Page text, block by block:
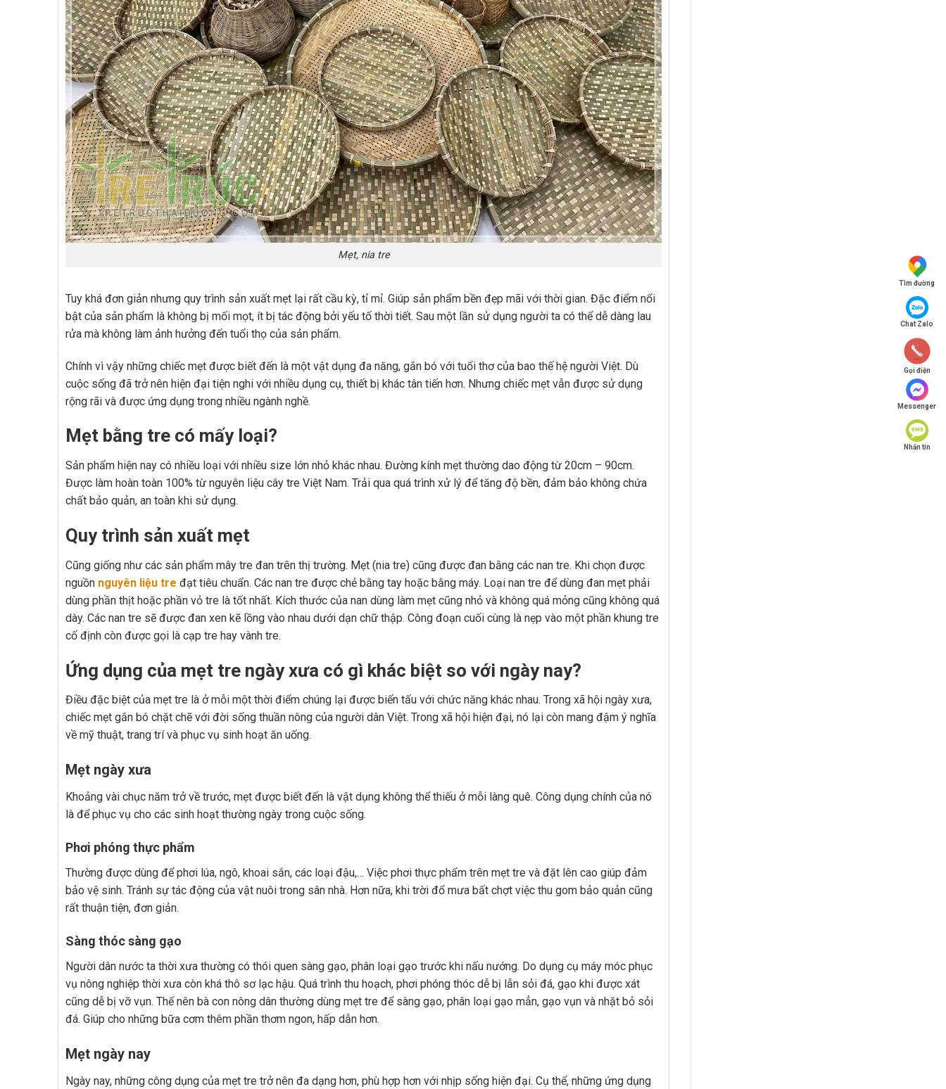
Mẹt, nia tre
Tuy khá đơn giản nhưng quy trình sản xuất mẹt lại rất cầu kỳ, tỉ mỉ. Giúp sản phẩm bền đẹp mãi với thời gian. Đặc điểm nổi
bật của sản phẩm là không bị mối mọt, ít bị tác động bởi yếu tố thời tiết. Sau một lần sử dụng người ta có thể dễ dàng lau
rửa mà không làm ảnh hưởng đến tuổi thọ của sản phẩm.
Chính vì vậy những chiếc mẹt được biết đến là một vật dụng đa năng, gắn bó với tuổi thơ của bao thế hệ người Việt. Dù
cuộc sống đã trở nên hiện đại tiện nghi với nhiều dụng cụ, thiết bị khác tân tiến hơn. Nhưng chiếc mẹt vẫn được sử dụng
rộng rãi và được ứng dụng trong nhiều ngành nghề.
Mẹt bằng tre có mấy loại?
Sản phẩm hiện nay có nhiều loại với nhiều size lớn nhỏ khác nhau. Đường kính mẹt thường dao động từ 20cm – 90cm.
Được làm hoàn toàn 100% từ nguyên liệu cây tre Việt Nam. Trải qua quá trình xử lý để tăng độ bền, đảm bảo không chứa
chất bảo quản, an toàn khi sử dụng.
Quy trình sản xuất mẹt
Cũng giống như các sản phẩm mây tre đan trên thị trường. Mẹt (nia tre) cũng được đan bằng các nan tre. Khi chọn được
nguồn nguyên liệu tre đạt tiêu chuẩn. Các nan tre được chẻ bằng tay hoặc bằng máy. Loại nan tre để dùng đan mẹt phải
dùng phần thịt hoặc phần vỏ tre là tốt nhất. Kích thước của nan dùng làm mẹt cũng nhỏ và không quá mỏng cũng không quá
dày. Các nan tre sẽ được đan xen kẽ lồng vào nhau dưới dạn chữ thập. Công đoạn cuối cùng là nẹp vào một phần khung tre
cố định còn được gọi là cạp tre hay vành tre.
Ứng dụng của mẹt tre ngày xưa có gì khác biệt so với ngày nay?
Điều đặc biệt của mẹt tre là ở mỗi một thời điểm chúng lại được biến tấu với chức năng khác nhau. Trong xã hội ngày xưa,
chiếc mẹt gắn bó chặt chẽ với đời sống thuần nông của người dân Việt. Trong xã hội hiện đại, nó lại còn mang đậm ý nghĩa
về mỹ thuật, trang trí và phục vụ sinh hoạt ăn uống.
Mẹt ngày xưa
Khoảng vài chục năm trở về trước, mẹt được biết đến là vật dụng không thể thiếu ở mỗi làng quê. Công dụng chính của nó
là để phục vụ cho các sinh hoạt thường ngày trong cuộc sống.
Phơi phóng thực phẩm
Thường được dùng để phơi lúa, ngô, khoai sắn, các loại đậu,… Việc phơi thực phẩm trên mẹt tre và đặt lên cao giúp đảm
bảo vệ sinh. Tránh sự tác động của vật nuôi trong sân nhà. Hơn nữa, khi trời đổ mưa bất chợt việc thu gom bảo quản cũng
rất thuận tiện, đơn giản.
Sàng thóc sàng gạo
Người dân nước ta thời xưa thường có thói quen sàng gạo, phân loại gạo trước khi nấu nướng. Do dụng cụ máy móc phục
vụ nông nghiệp thời xưa còn khá thô sơ lạc hậu. Quá trình thu hoạch, phơi phóng thóc dễ bị lẫn sỏi đá, gạo khi được xát
cũng dễ bị vỡ vụn. Thế nên bà con nông dân thường dùng mẹt tre để sàng gạo, phân loại gạo mẳn, gạo vụn và nhặt bỏ sỏi
đá. Giúp cho những bữa cơm thêm phần thơm ngon, hấp dẫn hơn.
Mẹt ngày nay
Ngày nay, những công dụng của mẹt tre trở nên đa dạng hơn, phù hợp hơn với nhịp sống hiện đại. Cụ thể, những ứng dụng
Tìm đường
Chat Zalo
Gọi điện
Messenger
Nhắn tin